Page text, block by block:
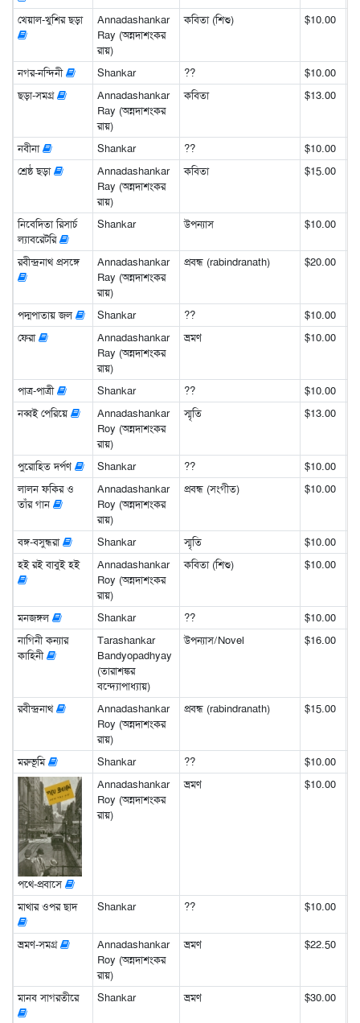
খেয়াল-খুশির ছড়া
Annadashankar
Ray (অন্নদাশংকর
রায়)
কবিতা (শিশু) $10.00
নগর-নন্দিনী Shankar ??
$10.00
ছড়া-সমগ্র
Annadashankar
Ray (অন্নদাশংকর
রায়)
কবিতা $13.00
নবীনা Shankar ??
$10.00
শ্রেষ্ঠ ছড়া
Annadashankar
Ray (অন্নদাশংকর
রায়)
কবিতা $15.00
নিবেদিতা রিসার্চ
ল্যাবরেটরি
Shankar উপন্যাস $10.00
রবীন্দ্রনাথ প্রসঙ্গে
Annadashankar
Ray (অন্নদাশংকর
রায়)
প্রবন্ধ (rabindranath) $20.00
পদ্মপাতায় জল Shankar ??
$10.00
ফেরা
Annadashankar
Ray (অন্নদাশংকর
রায়)
ভ্রমণ $10.00
পাত্র-পাত্রী Shankar ??
$10.00
নব্বই পেরিয়ে
Annadashankar
Roy (অন্নদাশংকর
রায়)
স্মৃতি $13.00
পুরোহিত দর্পণ Shankar ??
$10.00
লালন ফকির ও
তাঁর গান
Annadashankar
Roy (অন্নদাশংকর
রায়)
প্রবন্ধ (সংগীত) $10.00
বঙ্গ-বসুন্ধরা Shankar স্মৃতি
$10.00
হই রই বাবুই হই
Annadashankar
Roy (অন্নদাশংকর
রায়)
কবিতা (শিশু) $10.00
মনজঙ্গল Shankar ??
$10.00
নাগিনী কন্যার
কাহিনী
Tarashankar
Bandyopadhyay
(তারাশঙ্কর
বন্দ্যোপাধ্যায়)
উপন্যাস/Novel $16.00
রবীন্দ্রনাথ
Annadashankar
Roy (অন্নদাশংকর
রায়)
প্রবন্ধ (rabindranath) $15.00
মরুভূমি Shankar ?? $10.00
পথে-প্রবাসে
Annadashankar
Roy (অন্নদাশংকর
রায়)
ভ্রমণ $10.00
মাথার ওপর ছাদ Shankar ?? $10.00
ভ্রমণ-সমগ্র
Annadashankar
Roy (অন্নদাশংকর
রায়)
ভ্রমণ $22.50
মানব সাগরতীরে Shankar ভ্রমণ $30.00